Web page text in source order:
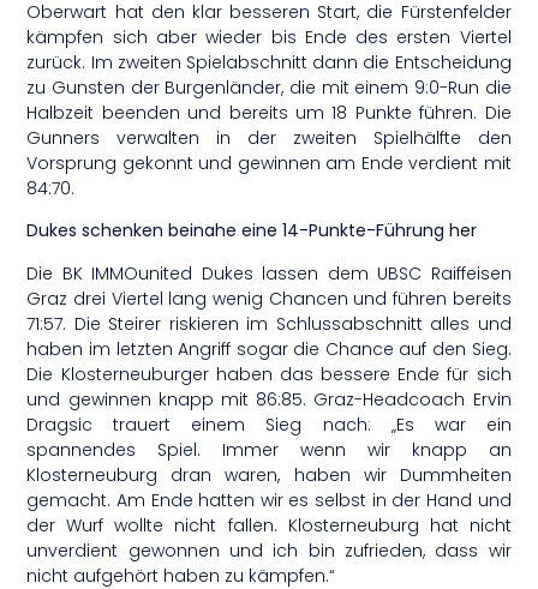
Oberwart hat den klar besseren Start, die Fürstenfelder
kämpfen sich aber wieder bis Ende des ersten Viertel
zurück. Im zweiten Spielabschnitt dann die Entscheidung
zu Gunsten der Burgenländer, die mit einem 9:0-Run die
Halbzeit beenden und bereits um 18 Punkte führen. Die
Gunners verwalten in der zweiten Spielhälfte den
Vorsprung gekonnt und gewinnen am Ende verdient mit
84:70.
Dukes schenken beinahe eine 14-Punkte-Führung her
Die BK IMMOunited Dukes lassen dem UBSC Raiffeisen
Graz drei Viertel lang wenig Chancen und führen bereits
71:57. Die Steirer riskieren im Schlussabschnitt alles und
haben im letzten Angriff sogar die Chance auf den Sieg.
Die Klosterneuburger haben das bessere Ende für sich
und gewinnen knapp mit 86:85. Graz-Headcoach Ervin
Dragsic trauert einem Sieg nach: „Es war ein
spannendes Spiel. Immer wenn wir knapp an
Klosterneuburg dran waren, haben wir Dummheiten
gemacht. Am Ende hatten wir es selbst in der Hand und
der Wurf wollte nicht fallen. Klosterneuburg hat nicht
unverdient gewonnen und ich bin zufrieden, dass wir
nicht aufgehört haben zu kämpfen.“